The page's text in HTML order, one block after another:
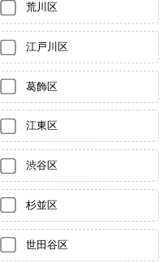
荒川区
江戸川区
葛飾区
江東区
渋谷区
杉並区
世田谷区